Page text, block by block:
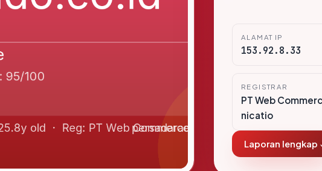
ALAMAT IP
153.92.8.33
REGISTRAR
PT Web
nicatio
Laporan lengkap